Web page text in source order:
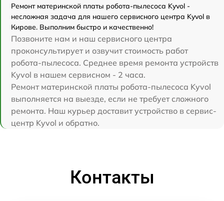
Ремонт материнской платы робота-пылесоса Kyvol -
несложная задача для нашего сервисного центра Kyvol в
Кирове. Выполним быстро и качественно!
Позвоните нам и наш сервисного центра
проконсультирует и озвучит стоимость работ
робота-пылесоса. Среднее время ремонта устройств
Kyvol в нашем сервисном - 2 часа.
Ремонт материнской платы робота-пылесоса Kyvol
выполняется на выезде, если не требует сложного
ремонта. Наш курьер доставит устройство в сервис-
центр Kyvol и обратно.
Контакты